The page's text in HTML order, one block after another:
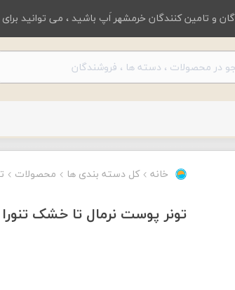
و تامین کنندگان خرمشهر اَپ باشید ، می توانید
خانه کل دسته بندی ها محصولات
تونر پوست نرمال تا خشک تنورا